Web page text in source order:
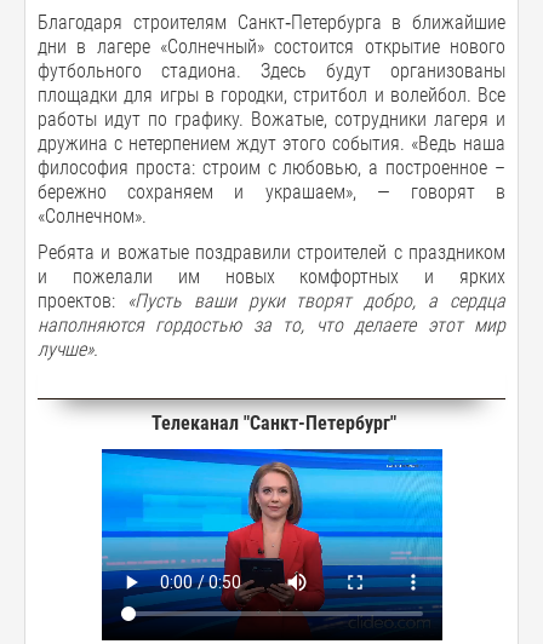
Благодаря строителям Санкт‑Петербурга в ближайшие
дни в лагере «Солнечный» состоится открытие нового
футбольного стадиона. Здесь будут организованы
площадки для игры в городки, стритбол и волейбол. Все
работы идут по графику. Вожатые, сотрудники лагеря и
дружина с нетерпением ждут этого события. «Ведь наша
философия проста: строим с любовью, а построенное –
бережно сохраняем и украшаем», — говорят в
«Солнечном».
Ребята и вожатые поздравили строителей с праздником
и пожелали им новых комфортных и ярких
проектов:
«Пусть ваши руки творят добро, а сердца
наполняются гордостью за то, что делаете этот мир
лучше».
Телеканал "Санкт-Петербург"